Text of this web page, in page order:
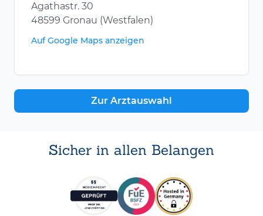
Agathastr. 30
48599 Gronau (Westfalen)
Auf Google Maps anzeigen
Zur Arztauswahl
Sicher in allen Belangen